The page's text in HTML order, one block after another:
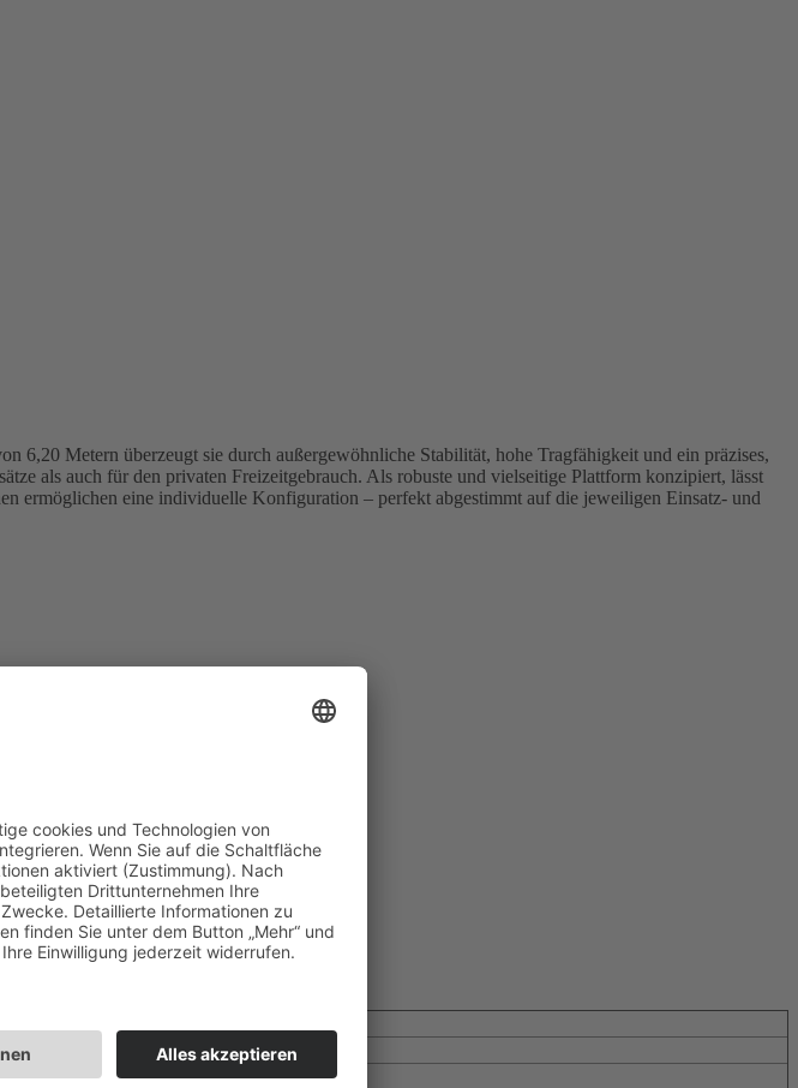
Metern überzeugt sie durch außergewöhnliche Stabilität, hohe Tragfähigkeit und ein präzises,
als auch für den privaten Freizeitgebrauch. Als robuste und vielseitige Plattform konzipiert, lässt
ermöglichen eine individuelle Konfiguration – perfekt abgestimmt auf die jeweiligen Einsatz- und
einem Stück gefertigt.
m / 7' 5"
m / 43"